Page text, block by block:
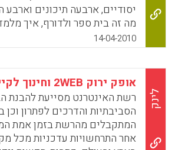
Sarah J.; Strnad, Renee L.;
D.; Kirby-Hathaway, Terri;
Moore, Susan E., 2014).
WhatsApp
Facebook
Email
X
יסודיים, ארבעה תיכונים
מה זה בית ספר ולדורף, איך
ומה כדאי ללמוד ממנו? . חינוך
הפסיכולוגיה ההתפתחותית של
(1861–1925). שטיינר,
ובן לתרבות הגרמנית של מרכז
בתחומים רבים והיה בין השאר
ופילוסוף. הוא ייסד בתחילתה
את האנתרופוסופיה, ומאז ועד
ומרצה במסגרתה.
14-04-2010
לינק
אופק ירוק 2WEB וחינוך לקיימות
רשת האינטרנט מסייעת להבנת
הסביבתיות והדרכים לפתרון וכן
המתקבלים מהרשת בזמן אמת
אחר התרחשויות עדכניות מכל